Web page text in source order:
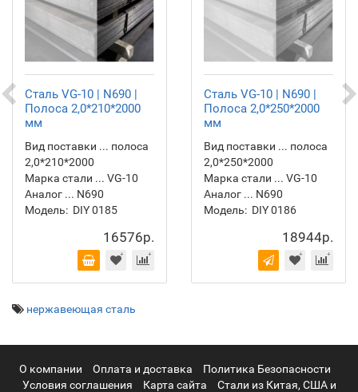
Сталь VG-10 | N690 |
Полоса 2,0*210*2000
мм
Вид поставки ... полоса
2,0*210*2000
Марка стали ... VG-10
Аналог ... N690
Модель: DIY 0185
16576р.
Сталь VG-10 | N690 |
Полоса 2,0*250*2000
мм
Вид поставки ... полоса
2,0*250*2000
Марка стали ... VG-10
Аналог ... N690
Модель: DIY 0186
18944р.
нержавеющая сталь
О компании Оплата и доставка
Политика Безопасности
Условия соглашения
Карта сайта Стали из Китая, США и